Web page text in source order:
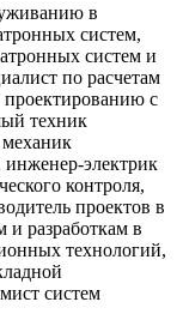
в
систем,
систем и
по расчетам
с
техник
электрик
контроля,
проектов в
разработкам в
технологий,
систем